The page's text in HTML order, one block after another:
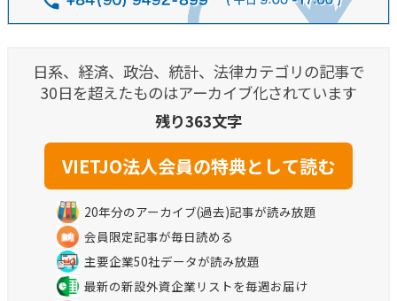
日系、経済、政治、統計、法律カテゴリの記事で
30日を超えたものはアーカイブ化されています
残り363文字
20年分のアーカイブ(過去)記事が読み放題
会員限定記事が毎日読める
主要企業50社データが読み放題
最新の新設外資企業リストを毎週お届け